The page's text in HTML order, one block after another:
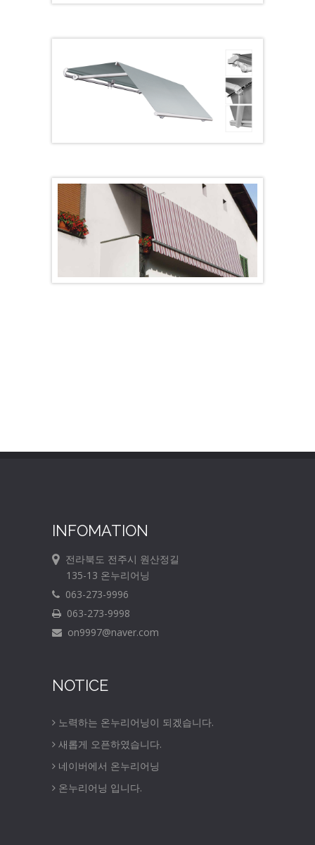
INFOMATION
전라북도 전주시 원산정길
135-13 온누리어닝
063-273-9996
063-273-9998
on9997@naver.com
NOTICE
노력하는 온누리어닝이 되겠습니다.
새롭게 오픈하였습니다.
네이버에서 온누리어닝
온누리어닝 입니다.